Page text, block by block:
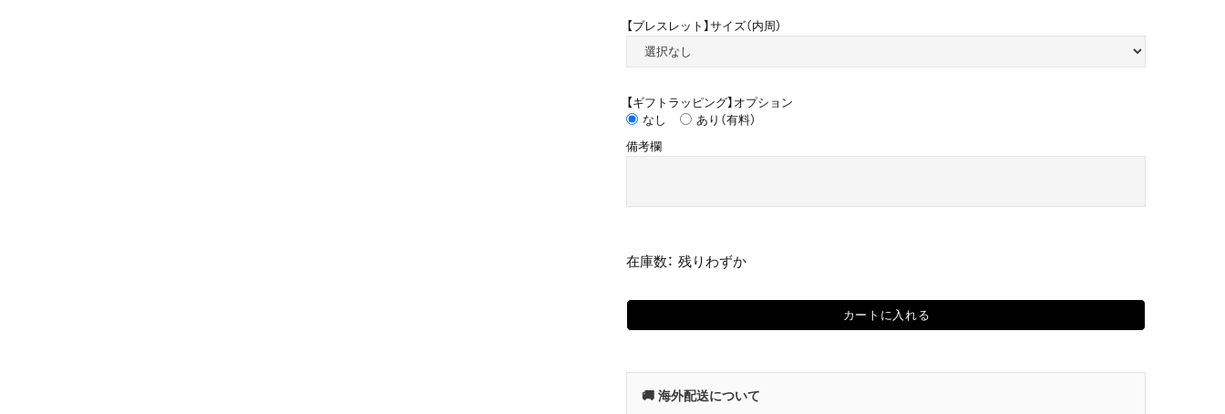
【ブレスレット】サイズ（内周）
【ギフトラッピング】オプション
なし
あり（有料）
備考欄
在庫数： 残りわずか
カートに入れる
🚚 海外配送について